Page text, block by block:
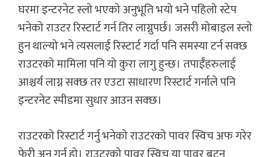
घरमा इन्टरनेट स्लो भएको अनुभूति भयो भने पहिलो स्टेप
भनेको राउटर रिस्टार्ट गर्न तिर लाग्नुपर्छ। जसरी मोबाइल स्लो
हुन थाल्यो भने त्यसलाई रिस्टार्ट गर्दा पनि समस्या टर्न सक्छ
राउटरको मामिला पनि यो कुरा लागु हुन्छ। तपाईँहरुलाई
आश्चर्य लाग्न सक्छ तर एउटा साधारण रिस्टार्ट गर्नाले पनि
इन्टरनेट स्पीडमा सुधार आउन सक्छ।
राउटरको रिस्टार्ट गर्नु भनेको राउटरको पावर स्विच अफ गरेर